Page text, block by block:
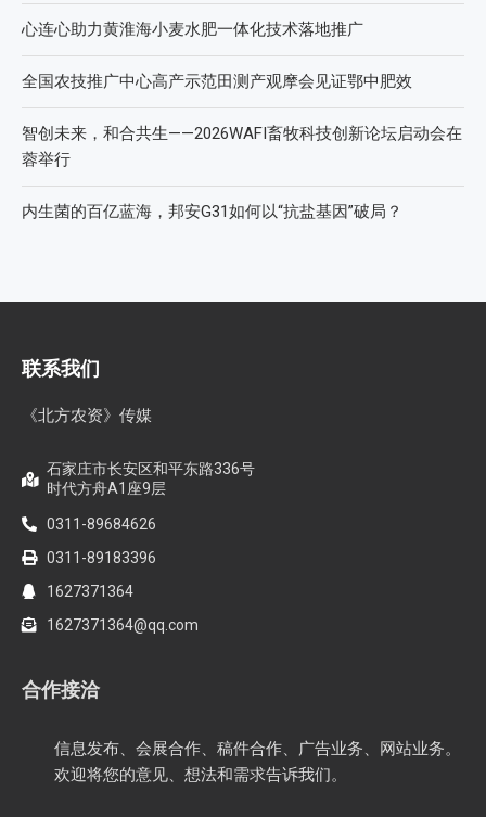
心连心助力黄淮海小麦水肥一体化技术落地推广
全国农技推广中心高产示范田测产观摩会见证鄂中肥效
智创未来，和合共生——2026WAFI畜牧科技创新论坛启动会在
蓉举行
内生菌的百亿蓝海，邦安G31如何以“抗盐基因”破局？
联系我们
《北方农资》传媒
石家庄市长安区和平东路336号
时代方舟A1座9层
0311-89684626
0311-89183396
1627371364
1627371364@qq.com
合作接洽
信息发布、会展合作、稿件合作、广告业务、网站业务。
欢迎将您的意见、想法和需求告诉我们。